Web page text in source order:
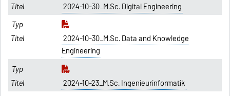
2024-10-30_M.Sc. Digital Engineering
2024-10-30_M.Sc. Data and Knowledge
Engineering
2024-10-23_M.Sc. Ingenieurinformatik